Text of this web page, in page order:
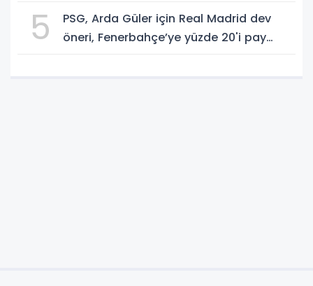
5
PSG, Arda Güler için Real Madrid dev
öneri, Fenerbahçe’ye yüzde 20'i pay